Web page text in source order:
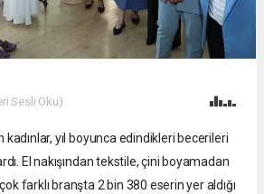
Sesli Oku)
kadınlar, yıl boyunca edindikleri becerileri
El nakışından tekstile, çini boyamadan
farklı branşta 2 bin 380 eserin yer aldığı